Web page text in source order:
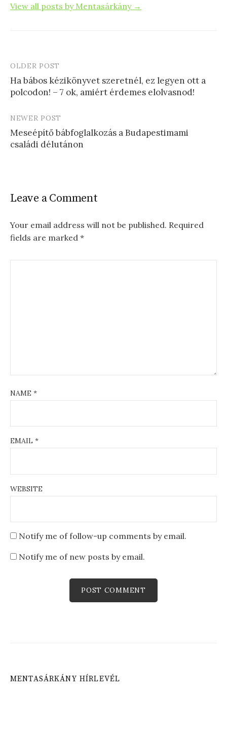
View all posts by Mentasárkány →
Post
navigation
OLDER POST
Ha bábos kézikönyvet szeretnél, ez legyen ott a
polcodon! – 7 ok, amiért érdemes elolvasnod!
NEWER POST
Meseépítő bábfoglalkozás a Budapestimami
családi délutánon
Leave a Comment
Your email address will not be published. Required
fields are marked *
NAME *
EMAIL *
WEBSITE
Notify me of follow-up comments by email.
Notify me of new posts by email.
MENTASÁRKÁNY HÍRLEVÉL